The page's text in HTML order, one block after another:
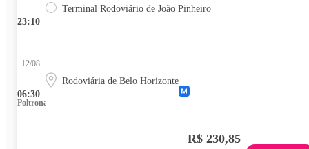
23:10
Terminal Rodoviário de João Pinheiro
06:30
12/08
Rodoviária de Belo Horizonte
Poltrona
R$ 230,85